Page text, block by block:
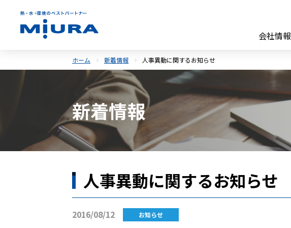
会社情報
ホーム 新着情報 人事異動に関するお知らせ
新着情報
人事異動に関するお知らせ
2016/08/12 お知らせ